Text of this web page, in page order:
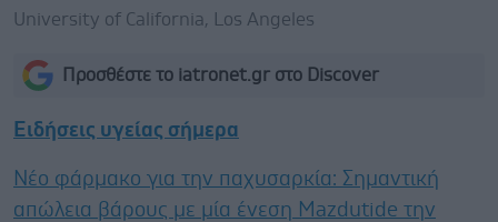
University of California, Los Angeles
Προσθέστε το iatronet.gr στο Discover
Ειδήσεις υγείας σήμερα
Νέο φάρμακο για την παχυσαρκία: Σημαντική
απώλεια βάρους με μία ένεση Mazdutide την